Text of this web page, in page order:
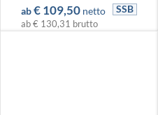
ab€109,50 netto
SSB
ab€ 130,31 brutto